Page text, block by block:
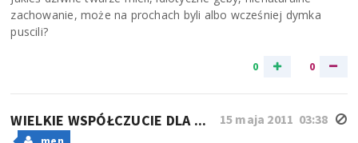
zachowanie, może na prochach byli albo wcześniej dymka
puscili?
0 0
15 maja 2011 03:38
WIELKIE WSPÓŁCZUCIE DLA ...